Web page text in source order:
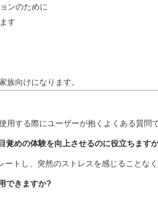
ンのために
す
族向けになります。
用する際にユーザーが抱くよくある質問で
覚めの体験を向上させるのに役立ちます
トし、突然のストレスを感じることな
できますか?